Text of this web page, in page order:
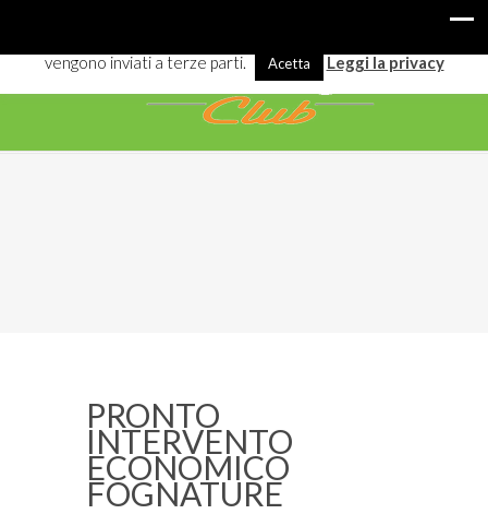
PRONTO
INTERVENTO
ECONOMICO
FOGNATURE
vengono inviati a terze parti.
Acetta Leggi la privacy